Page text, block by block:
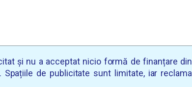
și nu a acceptat nicio formă de finanțare din
Spațiile de publicitate sunt limitate, iar reclama